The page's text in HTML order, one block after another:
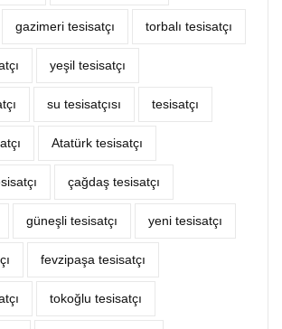
gazimeri tesisatçı torbalı tesisatçı
yeşil tesisatçı
su tesisatçısı tesisatçı
Atatürk tesisatçı
çağdaş tesisatçı
güneşli tesisatçı yeni tesisatçı
fevzipaşa tesisatçı
tokoğlu tesisatçı